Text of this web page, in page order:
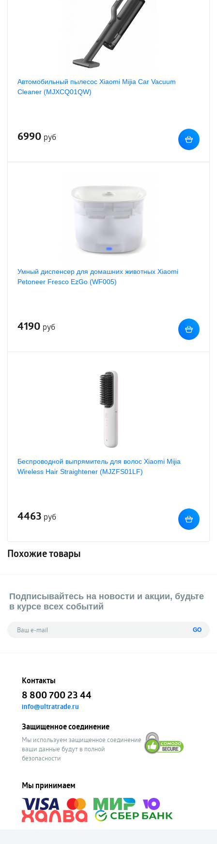
Автомобильный пылесос Xiaomi Mijia Car Vacuum
Cleaner (MJXCQ01QW)
6990 руб
Умный диспенсер для домашних животных Xiaomi
Petoneer Fresco EzGo (WF005)
4190 руб
Беспроводной выпрямитель для волос Xiaomi Mijia
Wireless Hair Straightener (MJZFS01LF)
4463 руб
Похожие товары
Подписывайтесь на новости и акции, будьте
в курсе всех событий
GO
Контакты
8 800 700 23 44
info@ultratrade.ru
Защищенное соединение
Мы используем защищенное соединение
ваши данные будут в полной
безопасности
Мы принимаем